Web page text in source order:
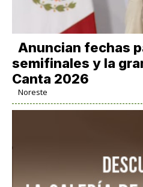
Anuncian fechas
semifinales y la
Canta 2026
Noreste